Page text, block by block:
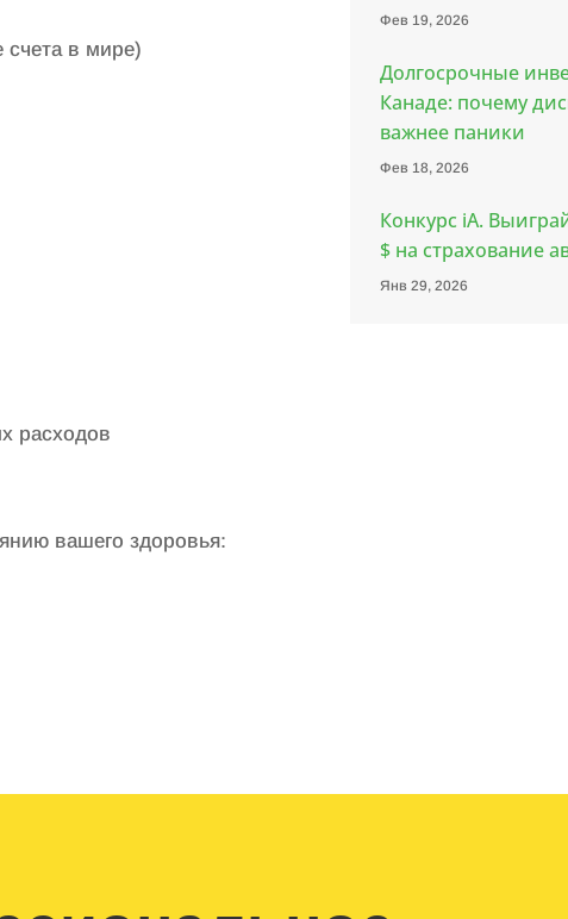
в мире)
расходов
вашего здоровья:
Фев 19, 2026
Долгосрочные
Канаде: почему
важнее паники
Фев 18, 2026
Конкурс iA.
$ на страхование
Янв 29, 2026